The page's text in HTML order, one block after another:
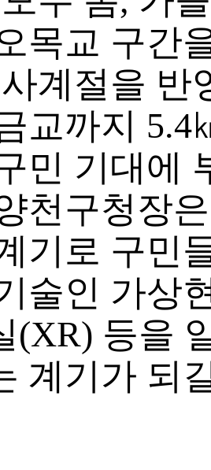
목교 구간
계절을 반
교까지 5.4
민 기대에
천구청장
기로 구민
술인 가상
(XR) 등을
계기가 되